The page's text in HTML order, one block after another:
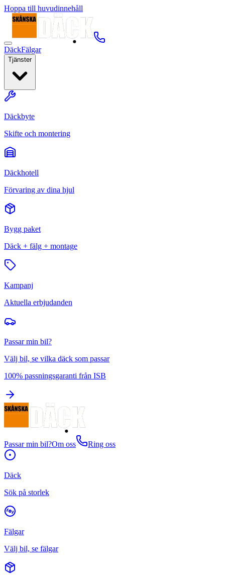
Hoppa till huvudinnehåll
DäckFälgar
Tjänster
Däckbyte
Skifte och montering
Däckhotell
Förvaring av dina hjul
Bygg paket
Däck + fälg + montage
Kampanj
Aktuella erbjudanden
Passar min bil?
Välj bil, se vilka däck som passar
100% passningsgaranti från ISB
Passar min bil?Om oss Ring oss
Däck
Sök på storlek
Fälgar
Välj bil, se fälgar